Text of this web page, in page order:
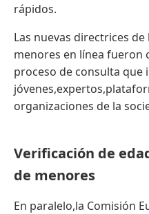
rápidos.
Las nuevas directrices
menores en línea fueron
proceso de consulta que
organizaciones de la
Verificación de
de menores
En paralelo,la Comisión